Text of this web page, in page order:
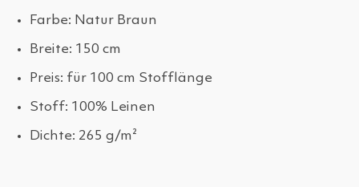
Farbe: Natur Braun
Breite: 150 cm
Preis: für 100 cm Stofflänge
Stoff: 100% Leinen
Dichte: 265 g/m²